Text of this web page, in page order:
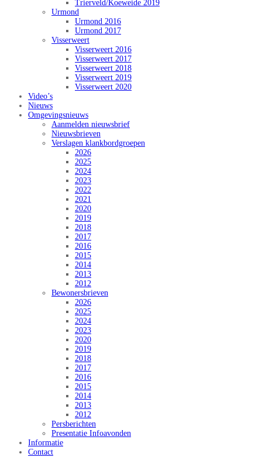
Trierveld/Koeweide 2019
Urmond
Urmond 2016
Urmond 2017
Visserweert
Visserweert 2016
Visserweert 2017
Visserweert 2018
Visserweert 2019
Visserweert 2020
Video’s
Nieuws
Omgevingsnieuws
Aanmelden nieuwsbrief
Nieuwsbrieven
Verslagen klankbordgroepen
2026
2025
2024
2023
2022
2021
2020
2019
2018
2017
2016
2015
2014
2013
2012
Bewonersbrieven
2026
2025
2024
2023
2020
2019
2018
2017
2016
2015
2014
2013
2012
Persberichten
Presentatie Infoavonden
Informatie
Contact